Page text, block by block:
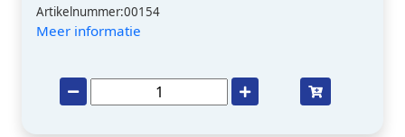
Artikelnummer:00154
Meer informatie